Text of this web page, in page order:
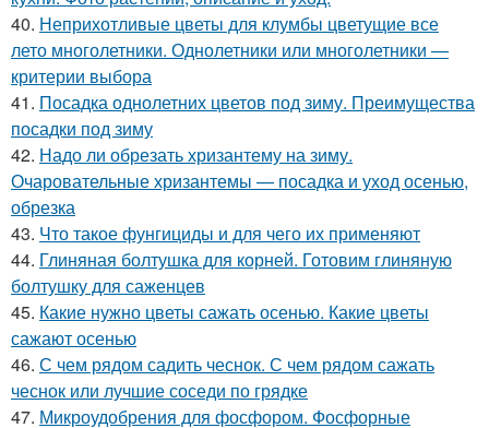
40. Неприхотливые цветы для клумбы цветущие все
лето многолетники. Однолетники или многолетники —
критерии выбора
41. Посадка однолетних цветов под зиму. Преимущества
посадки под зиму
42. Надо ли обрезать хризантему на зиму.
Очаровательные хризантемы — посадка и уход осенью,
обрезка
43. Что такое фунгициды и для чего их применяют
44. Глиняная болтушка для корней. Готовим глиняную
болтушку для саженцев
45. Какие нужно цветы сажать осенью. Какие цветы
сажают осенью
46. С чем рядом садить чеснок. С чем рядом сажать
чеснок или лучшие соседи по грядке
47. Микроудобрения для фосфором. Фосфорные